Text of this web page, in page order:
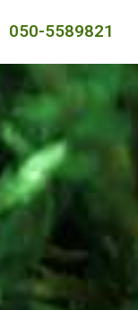
050-5589821